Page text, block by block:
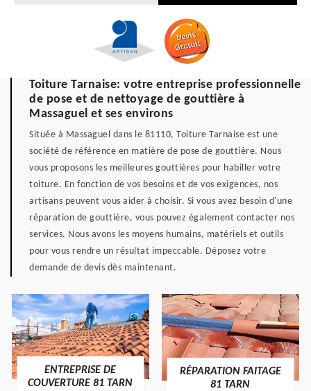
Toiture Tarnaise: votre entreprise professionnelle
de pose et de nettoyage de gouttière à
Massaguel et ses environs
Située à Massaguel dans le 81110, Toiture Tarnaise est une
société de référence en matière de pose de gouttière. Nous
vous proposons les meilleures gouttières pour habiller votre
toiture. En fonction de vos besoins et de vos exigences, nos
artisans peuvent vous aider à choisir. Si vous avez besoin d'une
réparation de gouttière, vous pouvez également contacter nos
services. Nous avons les moyens humains, matériels et outils
pour vous rendre un résultat impeccable. Déposez votre
demande de devis dès maintenant.
ENTREPRISE DE
COUVERTURE 81 TARN
RÉPARATION FAITAGE
81 TARN